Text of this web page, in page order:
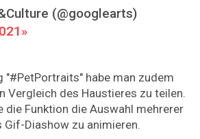
(@googlearts)
"#PetPortraits" habe man zudem
Vergleich des Haustieres zu teilen.
die Funktion die Auswahl mehrerer
Gif-Diashow zu animieren.